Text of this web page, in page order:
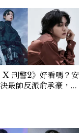
X 刑警2》好看嗎？安
最帥反派俞承豪，鄭